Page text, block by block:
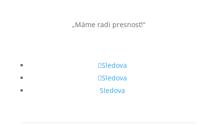
„Máme radi presnosť!“
Sledova
Sledova
Sledova